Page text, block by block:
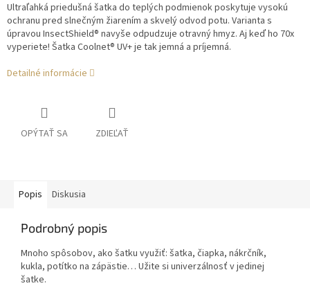
Ultraľahká priedušná šatka do teplých podmienok poskytuje vysokú
ochranu pred slnečným žiarením a skvelý odvod potu. Varianta s
úpravou InsectShield® navyše odpudzuje otravný hmyz. Aj keď ho 70x
vyperiete! Šatka Coolnet® UV+ je tak jemná a príjemná.
Detailné informácie
OPÝTAŤ SA ZDIEĽAŤ
Popis Diskusia
Podrobný popis
Mnoho spôsobov, ako šatku využiť: šatka, čiapka, nákrčník,
kukla, potítko na zápästie… Užite si univerzálnosť v jedinej
šatke.